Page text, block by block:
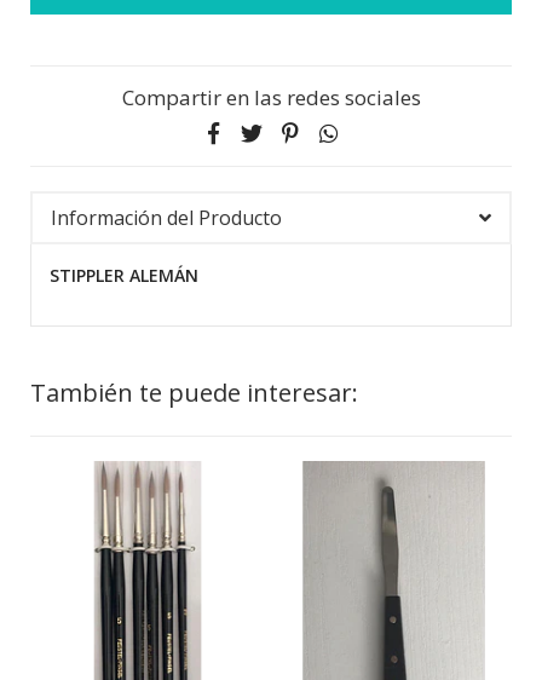
Compartir en las redes sociales
Información del Producto
STIPPLER ALEMÁN
También te puede interesar: